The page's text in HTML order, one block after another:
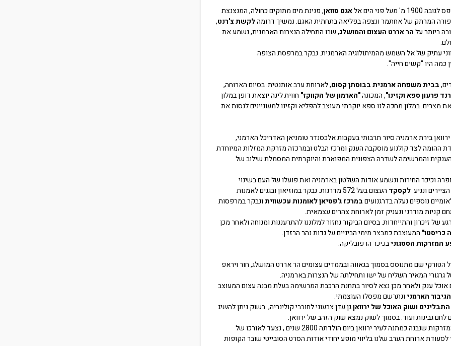
פני הים אל
אגם סוואן, פנינת מים מתוקים כחולה, המנצנצת
המרתק של אחתמר ונצפה בפליאה בתחתית האגם. נמשיך דרומהלקשת צ'רנט,
ביותר עלהר אררט העצום והמושלג, שבו התחילה הנצרות הארמנית, נשמע את
עתיק של אל השמש מהמיתולוגיה הארמנית. נבקר במרפסת הצופה
כמה היו "קשים חייה".
בבית משפחה ארמנית בבוסתן קסום, לארוחת ערב אותנטית. בסיום הארוחה,
פרעון ספא וקזינו", המכונה"הארמון של הקווקז" חווית לינה יוצאת דופן במלון
מצרים. במלון מחכה לנו ספא יוקרתי מעוצב להפליא וקזינו למעוניינים לנסות את
בירת ארמניה סיור תרבותי בעקבות אלכסנדר טומניאן האדריכל הארמני,
ההומה לצד קולנוע מוסקבה הענק ומרכז הבלט ובמרכזה מזרקת המזלות המיוחדת
והמרשימה לשדרה הצפונית המפוארת והיוקרתית המסמלת שילוב של
וכיכר החירות ונשמע אודות השלטון בארמניה ואת פועלו של העם בשינוי
לקסקד
העצום בעל 572 מדרגות. נבקר במוזיאון ובגנים לאמנות
נוספים נעלה בדרגנועיםבמרכז ג'פסיאן לאומנות עכשוויתונבקר במרפסות
קניות מודרני ונעניק זמן לארוחת צהרים עצמאית.
של זיכרון והתייחדות. בסיום הביקור נחזור למלוננו להתרעננות ומנוחה ולאחר מכן
כריסטו" המעוצבת כמבצר מימי הביניים על גדות נהר הרזדן.
המזרקות הססגוניבכיכר הרפובליקה.
הטורקי שם מתנוסס בסמוך בגאווה ובממדים עצומים הר אררט המושלג, חור ויראפ
המאיר השליח של ישו ותחילתה של הנצרות בארמניה.
אוכל ענק ולאחר מכן נצא לסיור בתחנת הרכבת המרשימה בעלת מבנה עצום המעוצב
הארמניונתרשם מפסלו העוצמתי.
ושוק האוכל של ירוואןגן עדן צבעוני לחובבי קולינריה, בשוק ניתן להשיג
לחם גבינות ועוד. בסמוך לשוק נמצא שוק הזהב של ירוואן.
אחר הצהרים נערוך סיור רגלי בפארק 2800 זהו פארק המזרקות שנבנה כמתנה לעיר ירוואן ביום הולדתה 2800 שנים , נצעד לאורכו של
ארוחת הערב שלנו בליווי מופע יחודי אודות הסרט הסובייטי שובר הקופות